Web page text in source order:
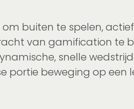
buiten te spelen,
van gamification te
snelle
portie beweging op een